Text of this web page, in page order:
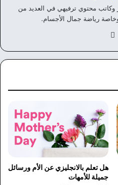
وكاتب محتوي ترفيهي في العديد من
رياضة جمال الأجسام.
وك
هل تعلم بالانجليزي عن الأم ورسائل
جميلة للأمهات